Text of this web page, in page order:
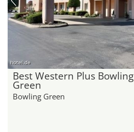
hotel.de
Best Western Plus Bowling
Green
Bowling Green